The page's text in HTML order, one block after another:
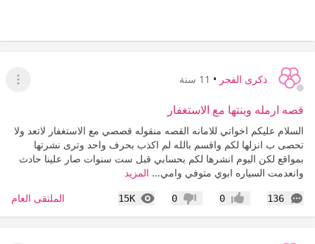
ذكرى الفجر • 11 سنة
عرض
قصه ارمله وبنتها مع الاستغفار
السلام عليكم اخواتي للامانه القصه منقوله قصصي مع الاستغفار لاتعد ولا
تحصى ب انزلها لكم واقسم بالله لم اكذب بحرف واحد وترى نشرتها
بمواقع لكن اليوم انشرها لكم بحسابي قبل ست سنوات صار علينا حادث
وانعدمت السياره ابوي متوفي وامي... المزيد
136
التعليقات إعجاب0 عدم إعجاب
0
15K
المشاهدات الملتقى العام